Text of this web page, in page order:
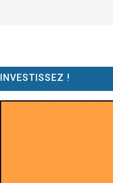
INVESTISSEZ !